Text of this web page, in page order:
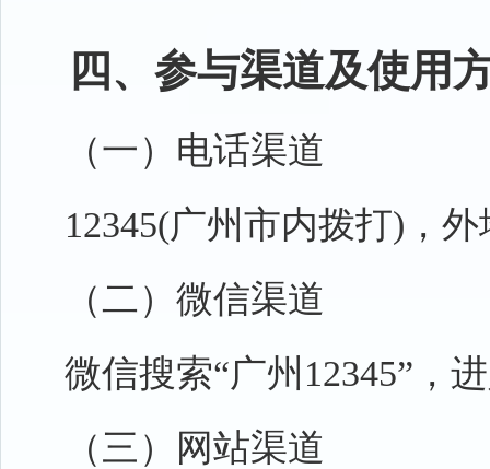
四、参与渠道及使用
（一）电话渠道
12345(广州市内拨打)，
（二）微信渠道
微信搜索“广州12345”，
（三）网站渠道